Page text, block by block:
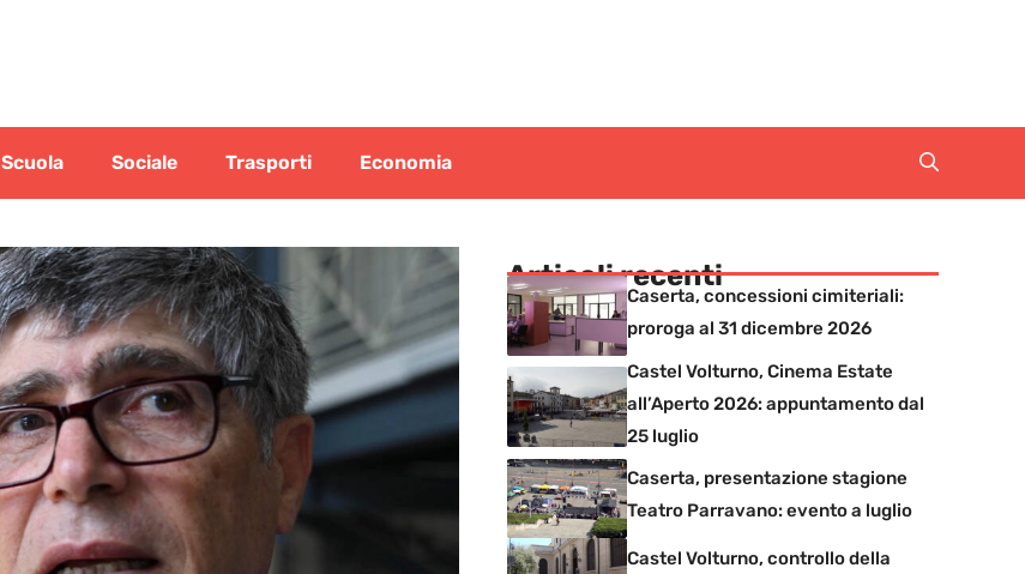
Scuola Sociale Trasporti Economia
Articoli recenti
Caserta, concessioni cimiteriali:
proroga al 31 dicembre 2026
Castel Volturno, Cinema Estate
all’Aperto 2026: appuntamento dal
25 luglio
Caserta, presentazione stagione
Teatro Parravano: evento a luglio
Castel Volturno, controllo della